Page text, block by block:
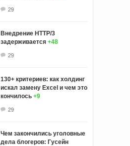
29
Внедрение HTTP/3
задерживается +48
29
130+ критериев: как холдинг
искал замену Excel и чем это
кончилось +9
29
Чем закончились уголовные
дела блогеров: Гусейн